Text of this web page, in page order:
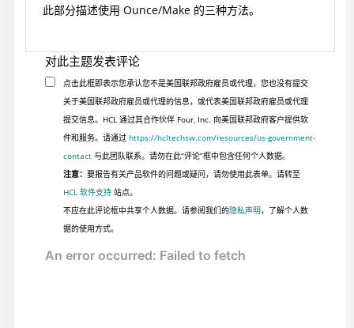
此部分描述使用 Ounce/Make 的三种方法。
对此主题发表评论
点击此框即表示您承认您不是美国联邦政府雇员或代理，您也没有提交
关于美国联邦政府雇员或代理的信息，或代表美国联邦政府雇员或代理
提交信息。HCL 通过其合作伙伴 Four, Inc. 向美国联邦政府客户提供软
件和服务。请通过 https://hcltechsw.com/resources/us-government-
contact与此团队联系。请勿在此“评论”框中包含任何个人数据。
注意： 要报告有关产品软件的问题或疑问，请勿使用此表单。请转至
HCL 软件支持站点。
不应在此评论框中共享个人数据。请参阅我们的隐私声明，了解个人数
据的使用方式。